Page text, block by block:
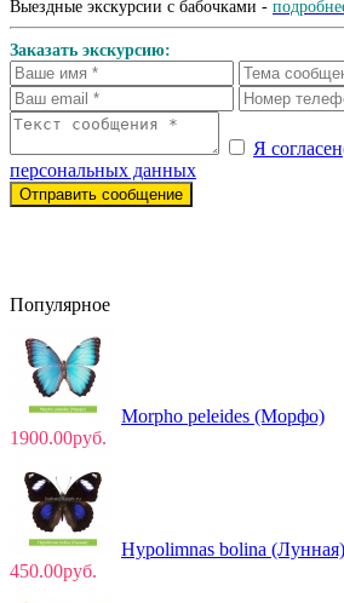
Выездные экскурсии с бабочками -
Заказать экскурсию:
Я
персональных данных
Отправить сообщение
Популярное
Morpho peleides (Морфо)
1900.00руб.
Hypolimnas bolina (Лунная)
450.00руб.